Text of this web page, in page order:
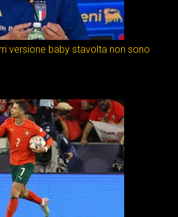
versione baby stavolta non sono